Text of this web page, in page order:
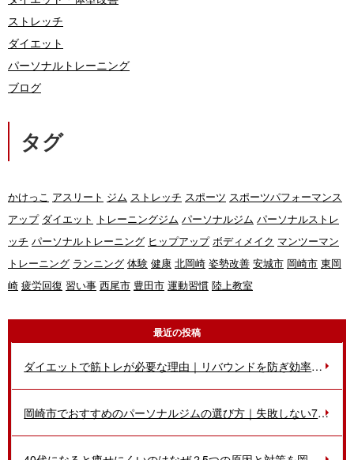
ストレッチ
ダイエット
パーソナルトレーニング
ブログ
タグ
かけっこ アスリート ジム ストレッチ スポーツ スポーツパフォーマンス
アップ ダイエット トレーニングジム パーソナルジム パーソナルストレ
ッチ パーソナルトレーニング ヒップアップ ボディメイク マンツーマン
トレーニング ランニング 体験 健康 北岡崎 姿勢改善 安城市 岡崎市 東岡
崎 疲労回復 習い事 西尾市 豊田市 運動習慣 陸上教室
最近の投稿
ダイエットで筋トレが必要な理由｜リバウンドを防ぎ効率よく痩せる7つのポイント！
岡崎市でおすすめのパーソナルジムの選び方｜失敗しない7つのポイントをプロが解説